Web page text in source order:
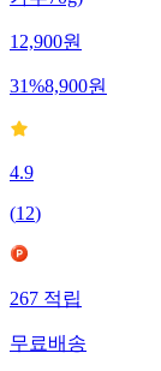
12,900원
31%8,900원
4.9
(12)
267 적립
무료배송